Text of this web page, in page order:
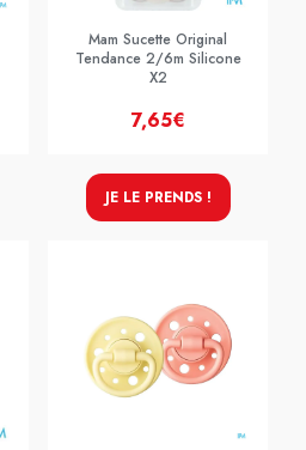
Mam Sucette Original
Tendance 2/6m Silicone
X2
7,65€
JE LE PRENDS !